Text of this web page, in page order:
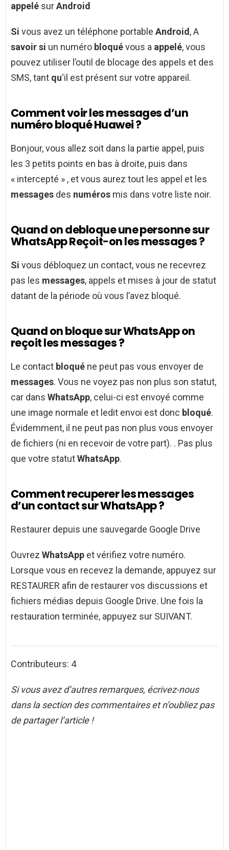
appelé surAndroid
Si vous avez un téléphone portable Android , A
savoir si un numéro bloquévous a appelé, vous
pouvez utiliser l’outil de blocage des appels et des
SMS, tant qu‘il est présent sur votre appareil.
Comment voir les messages d’un
numéro bloqué Huawei ?
Bonjour, vous allez soit dans la partie appel, puis
les 3 petits points en bas à droite, puis dans
« intercepté » , et vous aurez tout les appel et les
messages des numéros mis dans votre liste noir.
Quand on debloque une personne sur
WhatsApp Reçoit-on les messages ?
Si vous débloquez un contact, vous ne recevrez
pas les messages, appels et mises à jour de statut
datant de la période où vous l’avez bloqué.
Quand on bloque sur WhatsApp on
reçoit les messages ?
Le contact bloqué ne peut pas vous envoyer de
messages. Vous ne voyez pas non plus son statut,
car dans WhatsApp, celui-ci est envoyé comme
une image normale et ledit envoi est donc bloqué.
Évidemment, il ne peut pas non plus vous envoyer
de fichiers (ni en recevoir de votre part). . Pas plus
que votre statutWhatsApp.
Comment recuperer les messages
d’un contact sur WhatsApp ?
Restaurer depuis une sauvegarde Google Drive
Ouvrez WhatsApp et vérifiez votre numéro.
Lorsque vous en recevez la demande, appuyez sur
RESTAURER afin de restaurer vos discussions et
fichiers médias depuis Google Drive. Une fois la
restauration terminée, appuyez sur SUIVANT.
Contributeurs: 4
Si vous avez d’autres remarques, écrivez-nous
dans la section des commentaires et n’oubliez pas
de partager l’article !